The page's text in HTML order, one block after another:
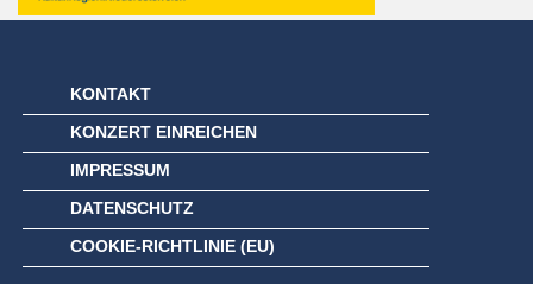
KONTAKT
KONZERT EINREICHEN
IMPRESSUM
DATENSCHUTZ
COOKIE-RICHTLINIE (EU)